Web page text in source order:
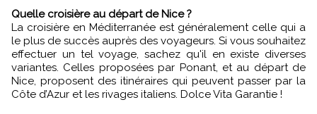
Quelle croisière au départ de Nice ?
La croisière en Méditerranée est généralement celle qui a
le plus de succès auprès des voyageurs. Si vous souhaitez
effectuer un tel voyage, sachez qu'il en existe diverses
variantes. Celles proposées par Ponant, et au départ de
Nice, proposent des itinéraires qui peuvent passer par la
Côte d’Azur et les rivages italiens. Dolce Vita Garantie !